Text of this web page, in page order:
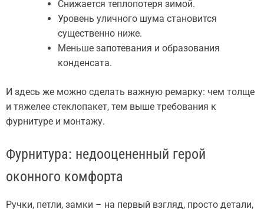
Снижается теплопотеря зимой.
Уровень уличного шума становится
существенно ниже.
Меньше запотевания и образования
конденсата.
И здесь же можно сделать важную ремарку: чем толще
и тяжелее стеклопакет, тем выше требования к
фурнитуре и монтажу.
Фурнитура: недооцененный герой
оконного комфорта
Ручки, петли, замки – на первый взгляд, просто детали,